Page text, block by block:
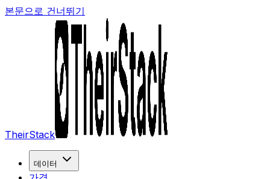
본문으로 건너뛰기
TheirStack
데이터